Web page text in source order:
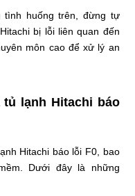
huống trên, đừng tự
bị lỗi liên quan đến
môn cao để xử lý an
lạnh Hitachi báo
Hitachi báo lỗi F0, bao
Dưới đây là những